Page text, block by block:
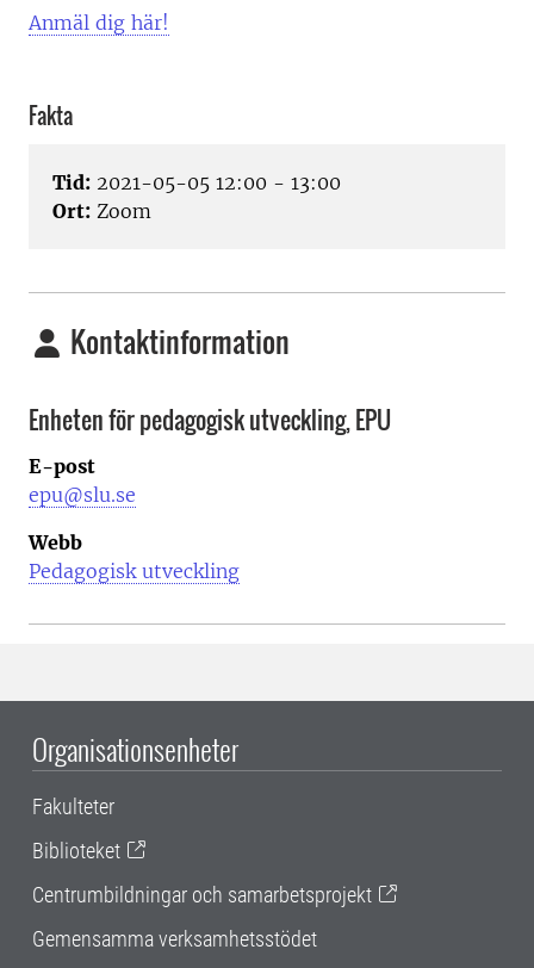
Anmäl dig här!
Fakta
Tid: 2021-05-05 12:00 - 13:00
Ort: Zoom
Kontaktinformation
Enheten för pedagogisk utveckling, EPU
E-post
epu@slu.se
Webb
Pedagogisk utveckling
Organisationsenheter
Fakulteter
Biblioteket
Centrumbildningar och samarbetsprojekt
Gemensamma verksamhetsstödet